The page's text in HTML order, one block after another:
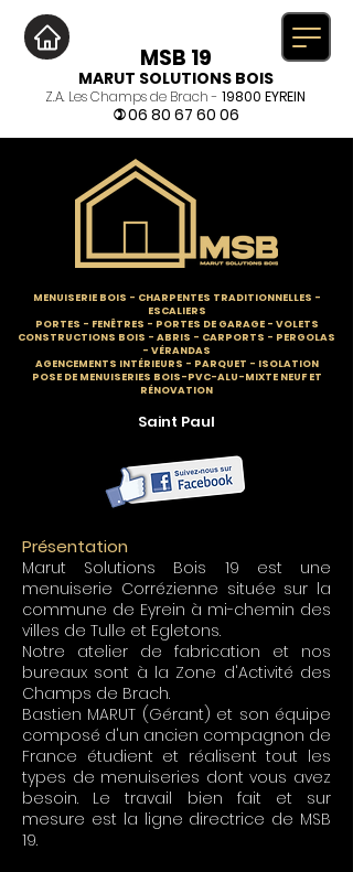
MSB 19
MARUT SOLUTIONS BOIS
Z.A. Les Champs de Brach - 19800 EYREIN
)06 80 67 60 06
MENUISERIE BOIS - CHARPENTES TRADITIONNELLES -
ESCALIERS
PORTES - FENÊTRES - PORTES DE GARAGE - VOLETS
CONSTRUCTIONS BOIS - ABRIS - CARPORTS - PERGOLAS
- VÉRANDAS
AGENCEMENTS INTÉRIEURS - PARQUET - ISOLATION
POSE DE MENUISERIES BOIS-PVC-ALU-MIXTE NEUF ET
RÉNOVATION
Saint Paul
Présentation
Marut Solutions Bois 19 est une
menuiserie Corrézienne située sur la
commune de Eyrein à mi-chemin des
villes de Tulle et Egletons.
Notre atelier de fabrication et nos
bureaux sont à la Zone d'Activité des
Champs de Brach.
Bastien MARUT (Gérant) et son équipe
composé d'un ancien compagnon de
France étudient et réalisent tout les
types de menuiseries dont vous avez
besoin. Le travail bien fait et sur
mesure est la ligne directrice de MSB
19.